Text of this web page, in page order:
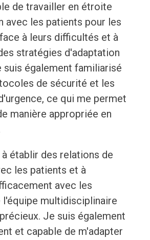
de travailler en étroite
avec les patients pour les
à leurs difficultés et à
stratégies d'adaptation
suis également familiarisé
de sécurité et les
ce qui me permet
manière appropriée en
établir des relations de
les patients et à
avec les
l'équipe multidisciplinaire
Je suis également
et capable de m'adapter